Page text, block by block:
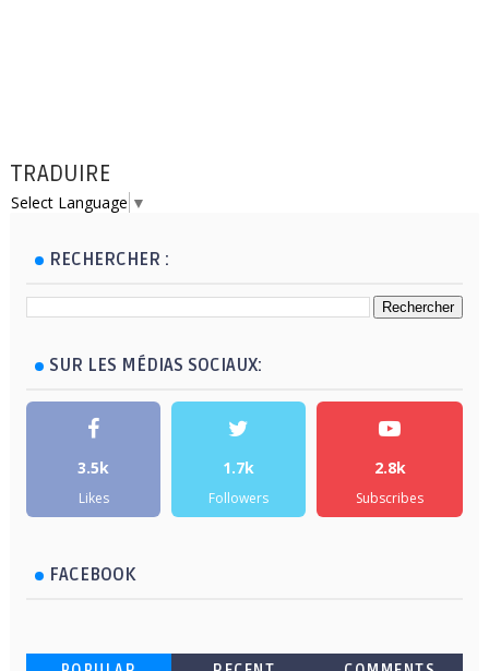
TRADUIRE
Select Language ▼
RECHERCHER :
SUR LES MÉDIAS SOCIAUX:
3.5k
Likes
1.7k
Followers
2.8k
Subscribes
FACEBOOK